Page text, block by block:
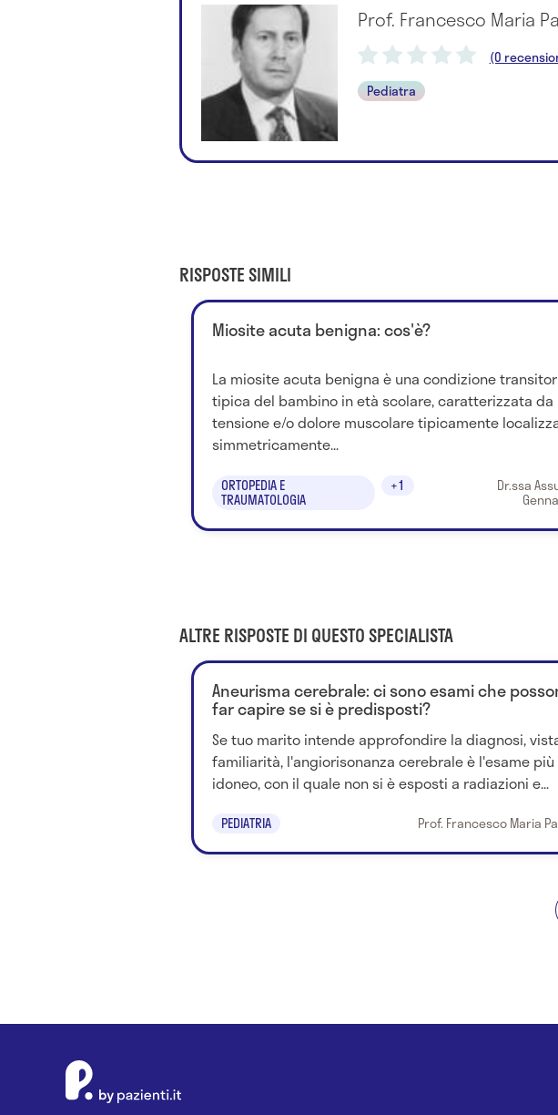
Prof. Francesco Maria
(0
Pediatra
RISPOSTE SIMILI
Miosite acuta benigna: cos'è?
La miosite acuta benigna è una condizione
tipica del bambino in età scolare, caratterizzata da
tensione e/o dolore muscolare tipicamente
simmetricamente...
ORTOPEDIA E
TRAUMATOLOGIA
+1 Dr.ssa
ALTRE RISPOSTE DI QUESTO SPECIALISTA
Aneurisma cerebrale: ci sono esami che
far capire se si è predisposti?
Se tuo marito intende approfondire la diagnosi,
familiarità, l'angiorisonanza cerebrale è l'esame più
idoneo, con il quale non si è esposti a radiazioni e...
PEDIATRIA Prof. Francesco Maria